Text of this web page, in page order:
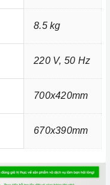
tâm đến trải nghiệm
bên cạnh việc cung
cấp thì vấn đề bảo trì
Best lưu tâm.
8.5 kg
220 V, 50 Hz
700x420mm
670x390mm